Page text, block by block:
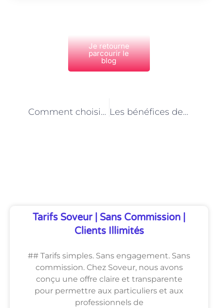
Je retourne
parcourir le
blog
Comment choisir un bon comportementaliste animalier à Paris ? Les bénéfices de faire appel à un comportementaliste animalier à Paris
Tarifs Soveur | Sans Commission |
Clients Illimités
## Tarifs simples. Sans engagement. Sans
commission. Chez Soveur, nous avons
conçu une offre claire et transparente
pour permettre aux particuliers et aux
professionnels de